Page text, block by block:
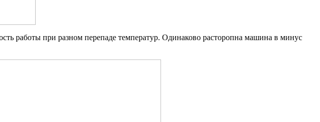
при разном перепаде температур. Одинаково расторопна машина в минус